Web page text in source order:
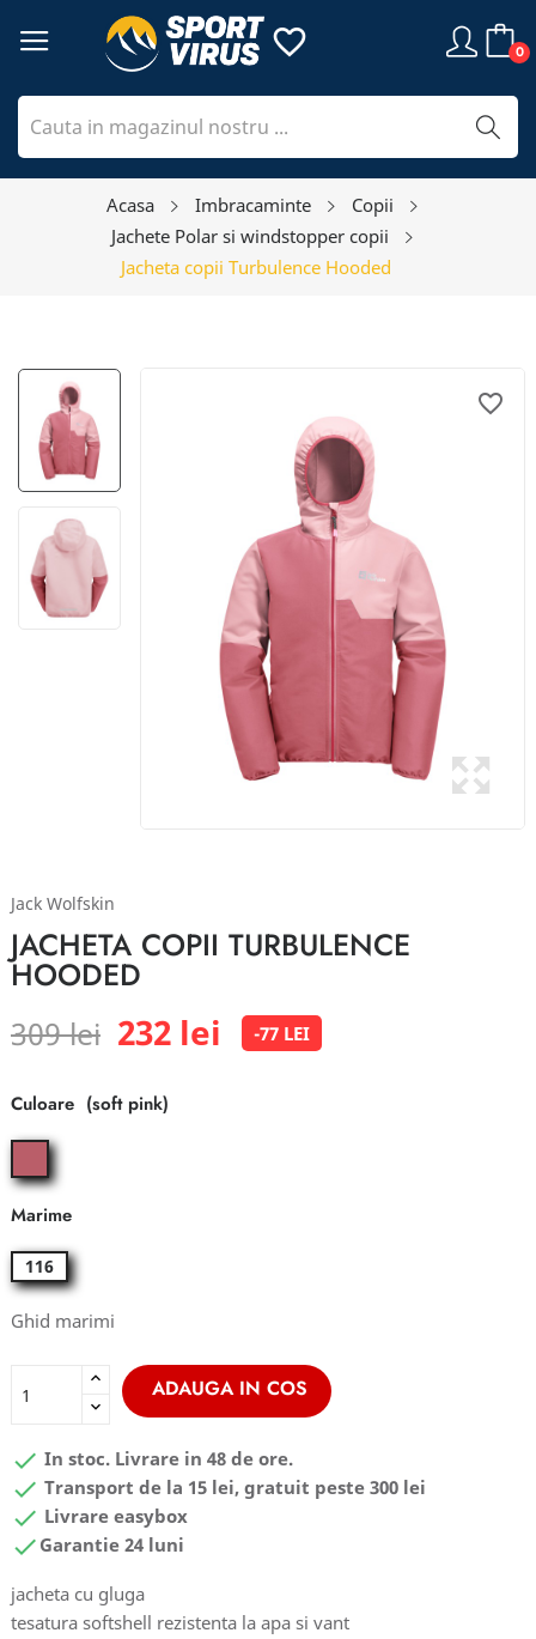
0
favorite_border
Acasa Imbracaminte
Copii
Jachete Polar si windstopper copii
Jacheta copii Turbulence Hooded
favorite_border
Jack Wolfskin
JACHETA COPII TURBULENCE
HOODED
309 lei 232 lei -77 LEI
Culoare
soft
pink
Marime
116
Ghid marimi
ADAUGA IN COS
 In stoc. Livrare in 48 de ore.
 Transport de la 15 lei, gratuit peste 300 lei
 Livrare easybox
 Garantie 24 luni
jacheta cu gluga
tesatura softshell rezistenta la apa si vant